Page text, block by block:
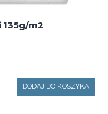
135g/m2
DODAJ DO KOSZYKA